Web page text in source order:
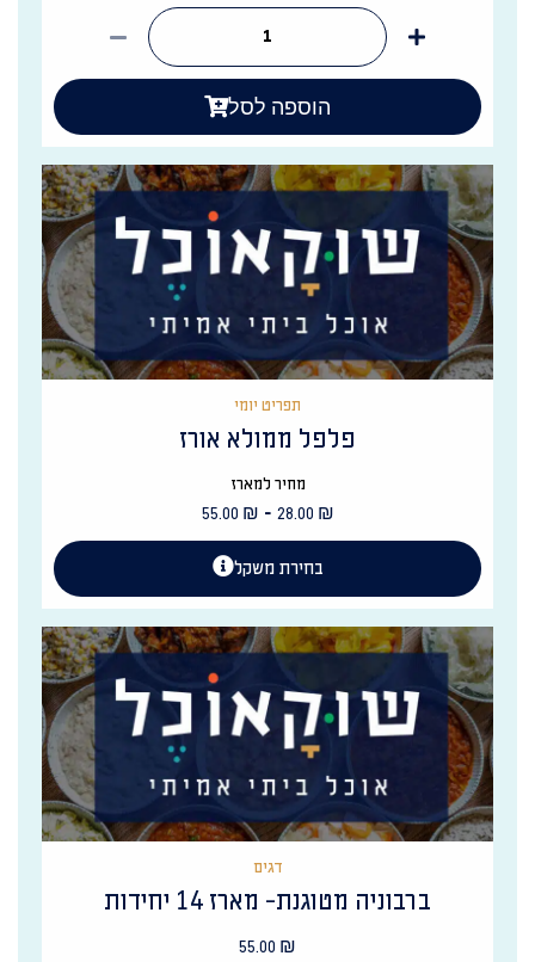
הוספה לסל
תפריט יומי
פלפל ממולא אורז
מחיר למארז
28.00 ₪
-
55.00 ₪
בחירת משקל
דגים
ברבוניה מטוגנת- מארז 14 יחידות
55.00 ₪